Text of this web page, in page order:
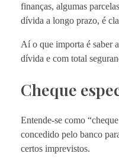
finanças, algumas
dívida a longo prazo, é
Aí o que importa é saber
dívida e com total
Cheque
Entende-se como
concedido pelo banco
certos imprevistos.